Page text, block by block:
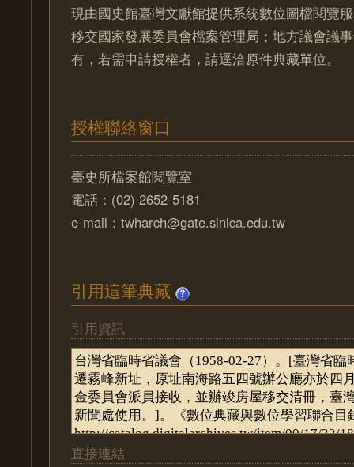
現由國史館臺灣文獻館提供系統數位圖檔閱覽
移交國家發展委員會檔案管理局；地方議會議
有，若需申請授權者，請逕洽原件典藏單位。
授權聯絡窗口
臺史所檔案館閱覽室
電話：(02) 2652-5181
e-mail：twharch@gate.sinica.edu.tw
引用這筆典藏
引用資訊
直接連結